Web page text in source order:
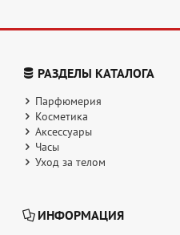
РАЗДЕЛЫ КАТАЛОГА
Парфюмерия
Косметика
Аксессуары
Часы
Уход за телом
ИНФОРМАЦИЯ